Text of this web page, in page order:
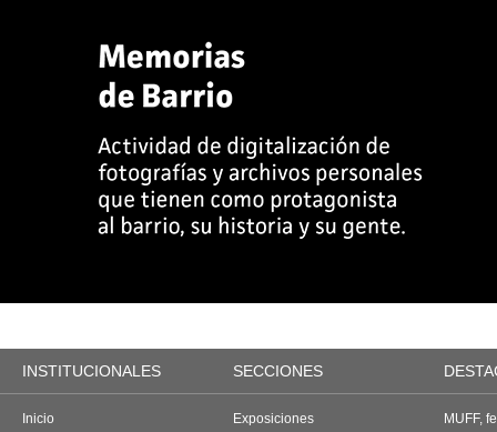
INSTITUCIONALES SECCIONES
Inicio
Exposiciones
MUFF,